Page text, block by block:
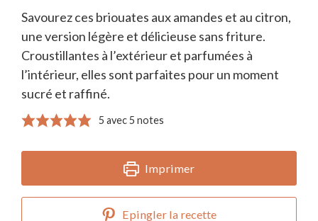
Savourez ces briouates aux amandes et au citron,
une version légère et délicieuse sans friture.
Croustillantes à l’extérieur et parfumées à
l’intérieur, elles sont parfaites pour un moment
sucré et raffiné.
5 avec5 notes
Imprimer
Epingler la recette